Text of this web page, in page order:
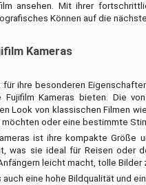
ansehen. Mit ihrer
Können auf die
Kameras
für ihre besonderen
Fujifilm Kameras bieten. Die
Look von klassischen Filmen
oder eine bestimmte
ist ihre kompakte Größe
was sie ideal für Reisen oder
leicht macht, tolle Bilder
eine hohe Bildqualität und